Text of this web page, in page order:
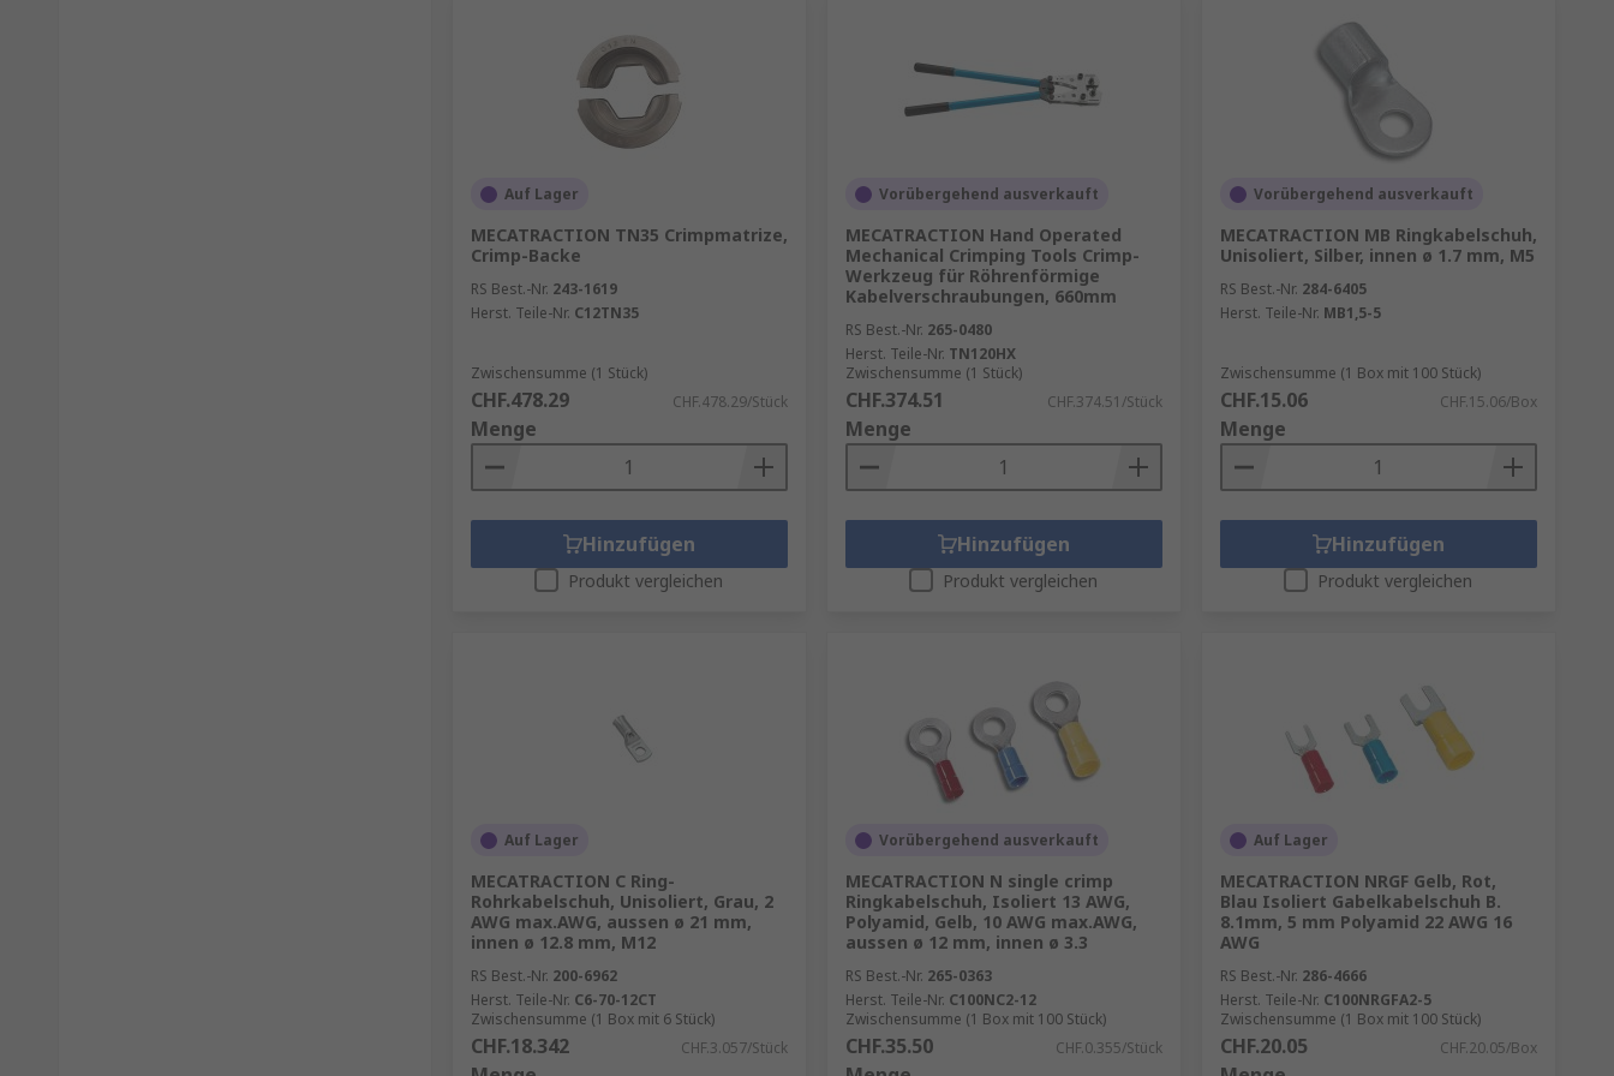
Auf Lager
MECATRACTION TN35 Crimpmatrize,
Crimp-Backe
RS Best.-Nr. 243-1619
Herst. Teile-Nr. C12TN35
Zwischensumme (1 Stück)
CHF.478.29 CHF.478.29/Stück
Menge
Hinzufügen
Produkt vergleichen
Vorübergehend ausverkauft
MECATRACTION Hand Operated
Mechanical Crimping Tools Crimp-
Werkzeug für Röhrenförmige
Kabelverschraubungen, 660mm
RS Best.-Nr. 265-0480
Herst. Teile-Nr. TN120HX
Zwischensumme (1 Stück)
CHF.374.51 CHF.374.51/Stück
Menge
Hinzufügen
Produkt vergleichen
Vorübergehend ausverkauft
MECATRACTION MB Ringkabelschuh,
Unisoliert, Silber, innen ø 1.7 mm, M5
RS Best.-Nr. 284-6405
Herst. Teile-Nr. MB1,5-5
Zwischensumme (1 Box mit 100 Stück)
CHF.15.06 CHF.15.06/Box
Menge
Hinzufügen
Produkt vergleichen
Auf Lager
MECATRACTION C Ring-
Rohrkabelschuh, Unisoliert, Grau, 2
AWG max.AWG, aussen ø 21 mm,
innen ø 12.8 mm, M12
RS Best.-Nr. 200-6962
Herst. Teile-Nr. C6-70-12CT
Zwischensumme (1 Box mit 6 Stück)
CHF.18.342 CHF.3.057/Stück
Vorübergehend ausverkauft
MECATRACTION N single crimp
Ringkabelschuh, Isoliert 13 AWG,
Polyamid, Gelb, 10 AWG max.AWG,
aussen ø 12 mm, innen ø 3.3
RS Best.-Nr. 265-0363
Herst. Teile-Nr. C100NC2-12
Zwischensumme (1 Box mit 100 Stück)
CHF.35.50 CHF.0.355/Stück
Auf Lager
MECATRACTION NRGF Gelb, Rot,
Blau Isoliert Gabelkabelschuh B.
8.1mm, 5 mm Polyamid 22 AWG 16
AWG
RS Best.-Nr. 286-4666
Herst. Teile-Nr. C100NRGFA2-5
Zwischensumme (1 Box mit 100 Stück)
CHF.20.05 CHF.20.05/Box